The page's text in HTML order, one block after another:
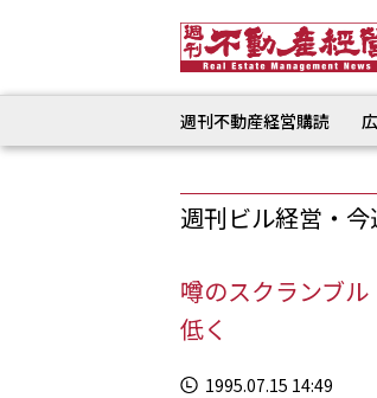
週刊不動産経営購読
週刊ビル経営・
噂のスクランブ
低く
1995.07.15 14:49